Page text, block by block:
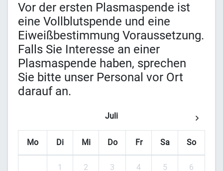
Vor der ersten Plasmaspende ist
eine Vollblutspende und eine
Eiweißbestimmung Voraussetzung.
Falls Sie Interesse an einer
Plasmaspende haben, sprechen
Sie bitte unser Personal vor Ort
darauf an.
Juli
Mo Di Mi Do Fr Sa So
1 2 3 4 5 6